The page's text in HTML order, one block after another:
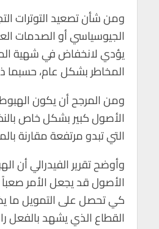
ومن شأن تصعيد التوترات
الجيوسياسي أو الصدمات
يؤدي لانخفاض في شهية
المخاطر بشكل عام، حسبما
ومن المرجح أن يكون
الأصول كبير بشكل خاص
التي تبدو مرتفعة مقارنة
وأوضح تقرير الفيدرالي أن
الأصول قد يجعل الأمر صعباً
كي تحصل على التمويل ما
القطاع الذي يشهد بالفعل